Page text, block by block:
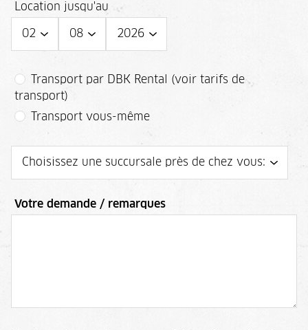
Location jusqu'au
Transport par DBK Rental (voir tarifs de
transport)
Transport vous-même
Votre demande / remarques